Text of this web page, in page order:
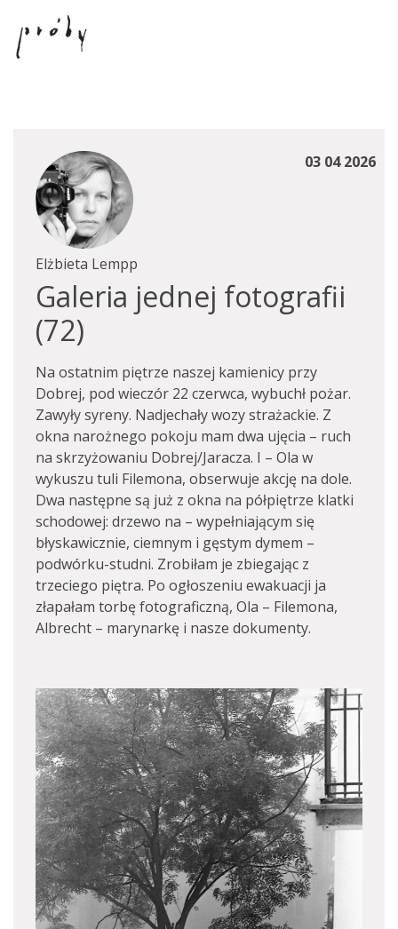
03 04 2026
Elżbieta Lempp
Galeria jednej fotografii
(72)
Na ostatnim piętrze naszej kamienicy przy
Dobrej, pod wieczór 22 czerwca, wybuchł pożar.
Zawyły syreny. Nadjechały wozy strażackie. Z
okna narożnego pokoju mam dwa ujęcia – ruch
na skrzyżowaniu Dobrej/Jaracza. I – Ola w
wykuszu tuli Filemona, obserwuje akcję na dole.
Dwa następne są już z okna na półpiętrze klatki
schodowej: drzewo na – wypełniającym się
błyskawicznie, ciemnym i gęstym dymem –
podwórku-studni. Zrobiłam je zbiegając z
trzeciego piętra. Po ogłoszeniu ewakuacji ja
złapałam torbę fotograficzną, Ola – Filemona,
Albrecht – marynarkę i nasze dokumenty.